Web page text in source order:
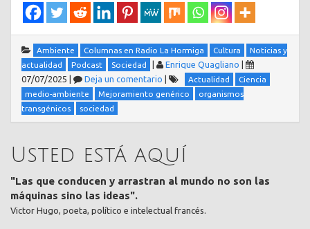
Ambiente Columnas en Radio La Hormiga Cultura
Noticias y
actualidad
Podcast Sociedad Enrique Quagliano
07/07/2025
Deja un comentario Actualidad
Ciencia
medio-ambiente
Mejoramiento genérico
organismos
transgénicos
sociedad
Usted está aquí
"Las que conducen y arrastran al mundo no son las
máquinas sino las ideas".
Victor Hugo, poeta, político e intelectual francés.